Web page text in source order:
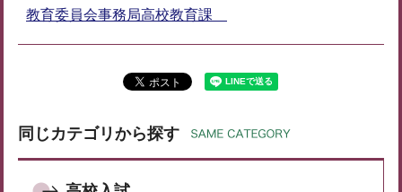
教育委員会事務局高校教育課
同じカテゴリから探す